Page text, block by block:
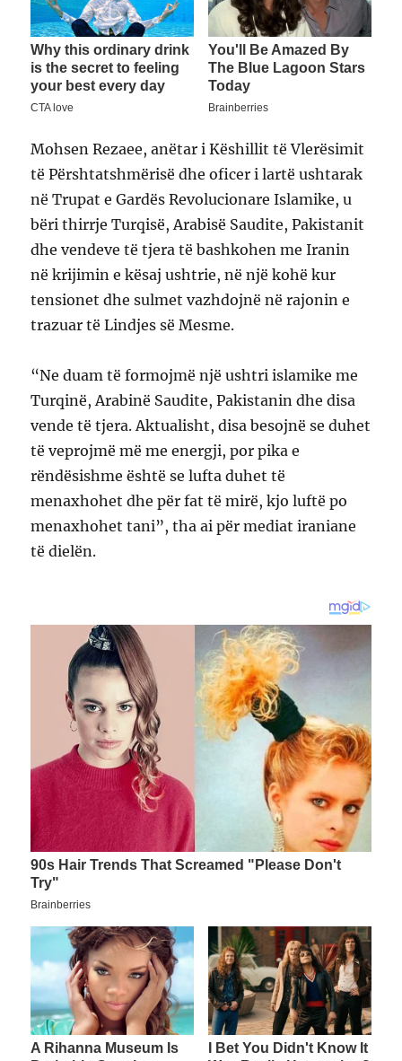
Mohsen Rezaee, anëtar i Këshillit të Vlerësimit
të Përshtatshmërisë dhe oficer i lartë ushtarak
në Trupat e Gardës Revolucionare Islamike, u
bëri thirrje Turqisë, Arabisë Saudite, Pakistanit
dhe vendeve të tjera të bashkohen me Iranin
në krijimin e kësaj ushtrie, në një kohë kur
tensionet dhe sulmet vazhdojnë në rajonin e
trazuar të Lindjes së Mesme.
“Ne duam të formojmë një ushtri islamike me
Turqinë, Arabinë Saudite, Pakistanin dhe disa
vende të tjera. Aktualisht, disa besojnë se duhet
të veprojmë më me energji, por pika e
rëndësishme është se lufta duhet të
menaxhohet dhe për fat të mirë, kjo luftë po
menaxhohet tani”, tha ai për mediat iraniane
të dielën.